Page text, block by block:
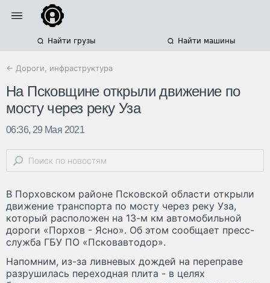
Найти грузы Найти машины
← Дороги, инфраструктура
На Псковщине открыли движение по
мосту через реку Уза
06:36, 29 Мая 2021
В Порховском районе Псковской области открыли
движение транспорта по мосту через реку Уза,
который расположен на 13-м км автомобильной
дороги «Порхов - Ясно». Об этом сообщает пресс-
служба ГБУ ПО «Псковавтодор».
Напомним, из-за ливневых дождей на переправе
разрушилась переходная плита - в целях